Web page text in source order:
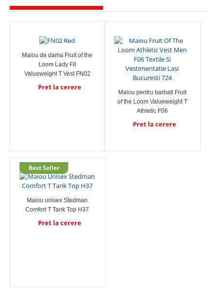
Maiou de dama Fruit of the
Loom Lady Fit
Valueweight T Vest FN02
Pret la cerere
Maiou pentru barbati Fruit
of the Loom Valueweight T
Athletic F06
Pret la cerere
Maiou unisex Stedman
Comfort T Tank Top H37
Pret la cerere